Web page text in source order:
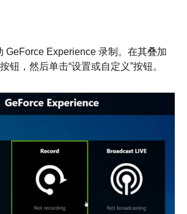
GeForce Experience 录制。在其叠加
钮，然后单击“设置或自定义”按钮。